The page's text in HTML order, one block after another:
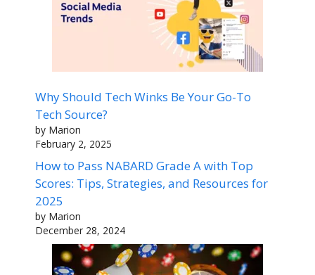
Why Should Tech Winks Be Your Go-To
Tech Source?
by Marion
February 2, 2025
How to Pass NABARD Grade A with Top
Scores: Tips, Strategies, and Resources for
2025
by Marion
December 28, 2024